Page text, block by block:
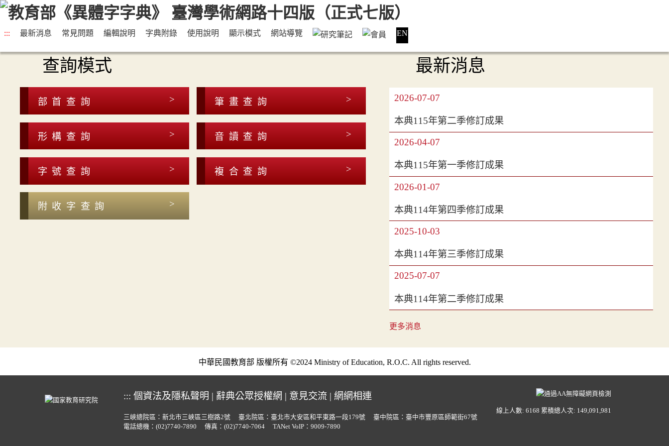
::: 最新消息 常見問題 編輯說明 字典附錄 使用說明 顯示模式 網站導覽 EN
查詢模式
部首查詢 筆畫查詢
形構查詢 音讀查詢
字號查詢 複合查詢
附收字查詢
最新消息
2026-07-07
本典115年第二季修訂成果
2026-04-07
本典115年第一季修訂成果
2026-01-07
本典114年第四季修訂成果
2025-10-03
本典114年第三季修訂成果
2025-07-07
本典114年第二季修訂成果
更多消息
中華民國教育部 版權所有 ©2024 Ministry of Education, R.O.C. All rights reserved.
::: 個資法及隱私聲明 | 辭典公眾授權網 | 意見交流 | 網網相連
三峽總院區：新北市三峽區三樹路2號 臺北院區：臺北市大安區和平東路一段179號
臺中院區：臺中市豐原區師範街67號
電話總機：(02)7740-7890 傳真：(02)7740-7064 TANet VoIP：9009-7890
線上人數: 6168 累積總人次: 149,091,981